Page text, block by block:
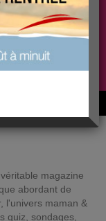
COACHING
avec nous
magazine
abordant de
l'univers maman &
quiz, sondages,